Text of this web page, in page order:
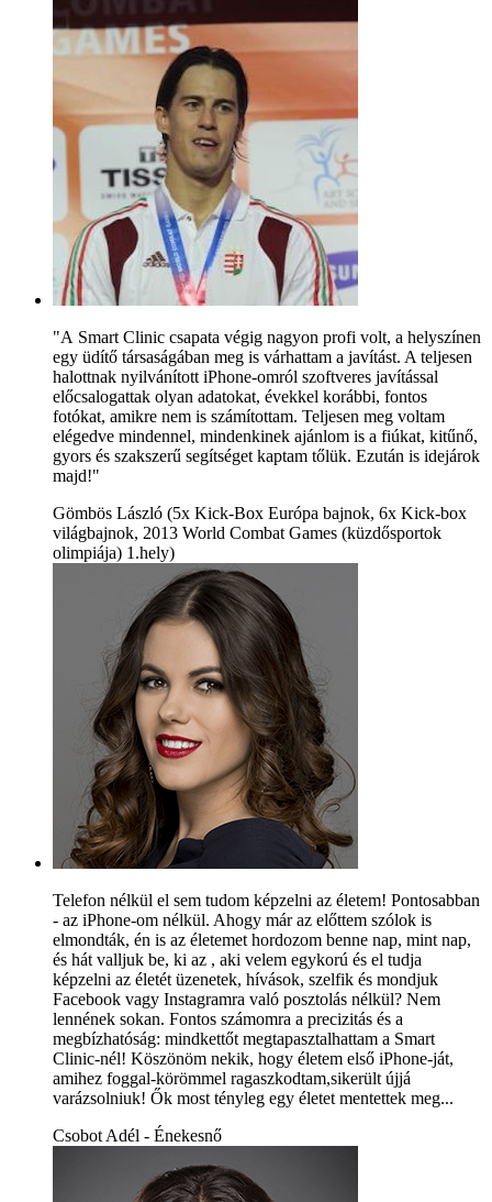
"A Smart Clinic csapata végig nagyon profi volt, a helyszínen
egy üdítő társaságában meg is várhattam a javítást. A teljesen
halottnak nyilvánított iPhone-omról szoftveres javítással
előcsalogattak olyan adatokat, évekkel korábbi, fontos
fotókat, amikre nem is számítottam. Teljesen meg voltam
elégedve mindennel, mindenkinek ajánlom is a fiúkat, kitűnő,
gyors és szakszerű segítséget kaptam tőlük. Ezután is idejárok
majd!"
Gömbös László (5x Kick-Box Európa bajnok, 6x Kick-box
világbajnok, 2013 World Combat Games (küzdősportok
olimpiája) 1.hely)
Telefon nélkül el sem tudom képzelni az életem! Pontosabban
- az iPhone-om nélkül. Ahogy már az előttem szólok is
elmondták, én is az életemet hordozom benne nap, mint nap,
és hát valljuk be, ki az , aki velem egykorú és el tudja
képzelni az életét üzenetek, hívások, szelfik és mondjuk
Facebook vagy Instagramra való posztolás nélkül? Nem
lennének sokan. Fontos számomra a precizitás és a
megbízhatóság: mindkettőt megtapasztalhattam a Smart
Clinic-nél! Köszönöm nekik, hogy életem első iPhone-ját,
amihez foggal-körömmel ragaszkodtam,sikerült újjá
varázsolniuk! Ők most tényleg egy életet mentettek meg...
Csobot Adél - Énekesnő